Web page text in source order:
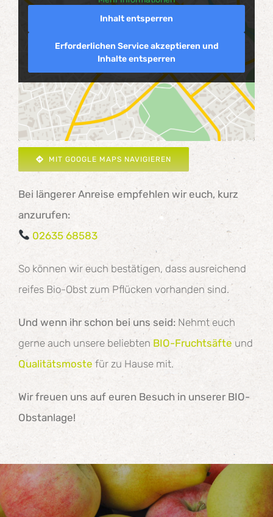
Inhalt entsperren
Erforderlichen Service akzeptieren und
Inhalte entsperren
MIT GOOGLE MAPS NAVIGIEREN
Bei längerer Anreise empfehlen wir euch, kurz
anzurufen:
02635 68583
So können wir euch bestätigen, dass ausreichend
reifes Bio-Obst zum Pflücken vorhanden sind.
Und wenn ihr schon bei uns seid: Nehmt euch
gerne auch unsere beliebten BIO-Fruchtsäfte und
Qualitätsmoste für zu Hause mit.
Wir freuen uns auf euren Besuch in unserer BIO-
Obstanlage!